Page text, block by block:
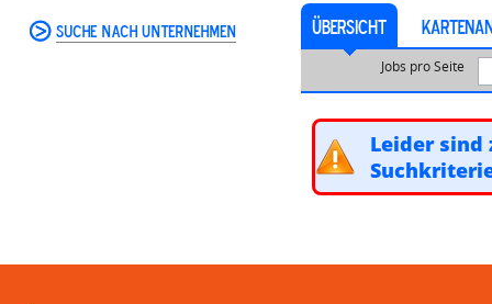
ÜBERSICHT
Jobs pro Seite
Suche nach Unternehmen
Leider sind